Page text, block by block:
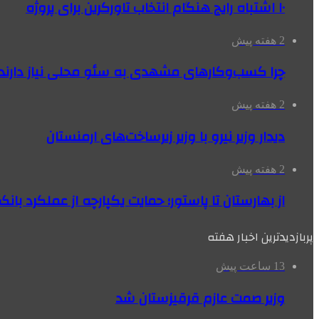
۱۰ اشتباه رایج هنگام انتخاب تاورکرین برای پروژه
2 هفته پیش
چرا کسب‌وکارهای مشهدی به سئو محلی نیاز
2 هفته پیش
دیدار وزیر نیرو با وزیر زیرساخت‌های ارمنستان
2 هفته پیش
از بهارستان تا پاستور؛ حمایت یکپارچه از عملکرد
پربازدیدترین اخبار هفته
13 ساعت پیش
وزیر صمت عازم قرقیزستان شد